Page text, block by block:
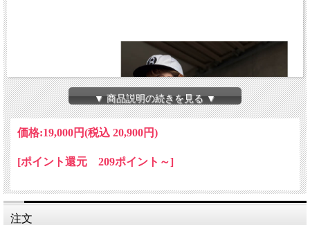
▼ 商品説明の続きを見る ▼
価格:19,000円(税込 20,900円)
[ポイント還元 209ポイント～]
注文